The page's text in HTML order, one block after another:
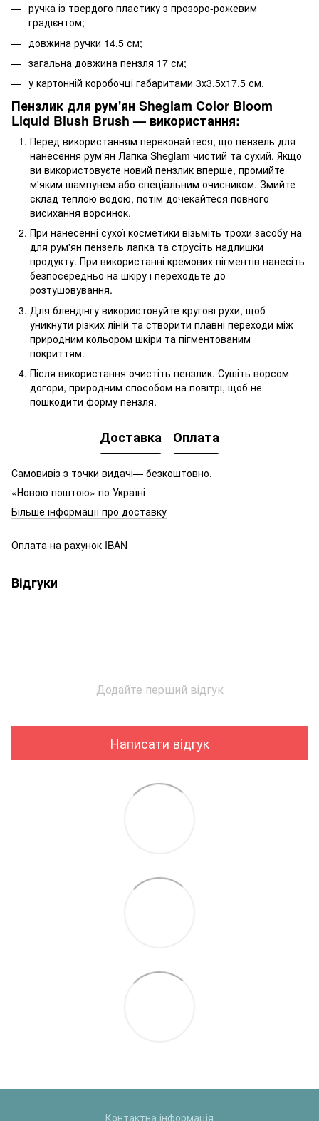
ручка із твердого пластику з прозоро-рожевим
градієнтом;
довжина ручки 14,5 см;
загальна довжина пензля 17 см;
у картонній коробочці габаритами 3х3,5х17,5 см.
Пензлик для рум'ян Sheglam Color Bloom
Liquid Blush Brush — використання:
Перед використанням переконайтеся, що пензель для
нанесення рум'ян Лапка Sheglam чистий та сухий. Якщо
ви використовуєте новий пензлик вперше, промийте
м'яким шампунем або спеціальним очисником. Змийте
склад теплою водою, потім дочекайтеся повного
висихання ворсинок.
При нанесенні сухої косметики візьміть трохи засобу на
для рум'ян пензель лапка та струсіть надлишки
продукту. При використанні кремових пігментів нанесіть
безпосередньо на шкіру і переходьте до
розтушовування.
Для блендінгу використовуйте кругові рухи, щоб
уникнути різких ліній та створити плавні переходи між
природним кольором шкіри та пігментованим
покриттям.
Після використання очистіть пензлик. Сушіть ворсом
догори, природним способом на повітрі, щоб не
пошкодити форму пензля.
Доставка Оплата
Самовивіз з точки видачі— безкоштовно.
«Новою поштою» по Україні
Більше інформації про доставку
Оплата на рахунок IBAN
Відгуки
Додайте перший відгук
Написати відгук
Контактна інформація